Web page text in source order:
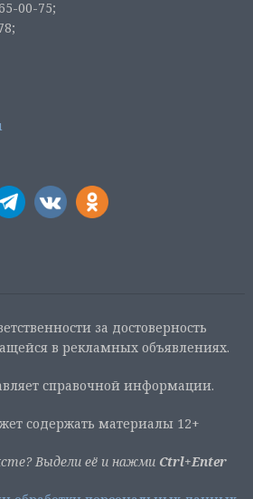
00-75;
за достоверность
в рекламных объявлениях.
справочной информации.
содержать материалы 12+
Выдели её и нажми Ctrl+Enter